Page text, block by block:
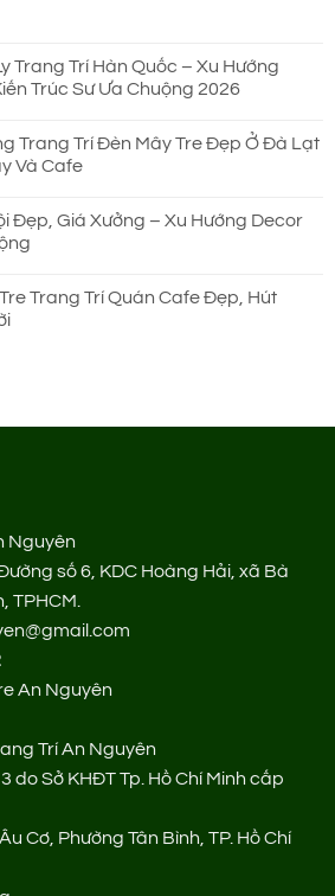
Trang Trí Hàn Quốc – Xu Hướng
Trúc Sư Ưa Chuộng 2026
Trang Trí Đèn Mây Tre Đẹp Ở Đà Lạt
Và Cafe
Đẹp, Giá Xưởng – Xu Hướng Decor
Trang Trí Quán Cafe Đẹp, Hút
Nguyên
số 6, KDC Hoàng Hải, xã Bà
TPHCM.
An Nguyên
Trí An Nguyên
do Sở KHĐT Tp. Hồ Chí Minh cấp
Cơ, Phường Tân Bình, TP. Hồ Chí